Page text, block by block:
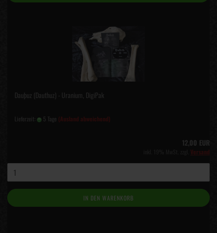
Dauþuz (Dauthuz) - Uranium, DigiPak
Lieferzeit: 5 Tage (Ausland abweichend)
12,00 EUR
Versand
IN DEN WARENKORB